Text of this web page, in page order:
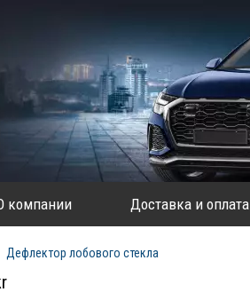
компании Доставка и оплата
Дефлектор лобового стекла